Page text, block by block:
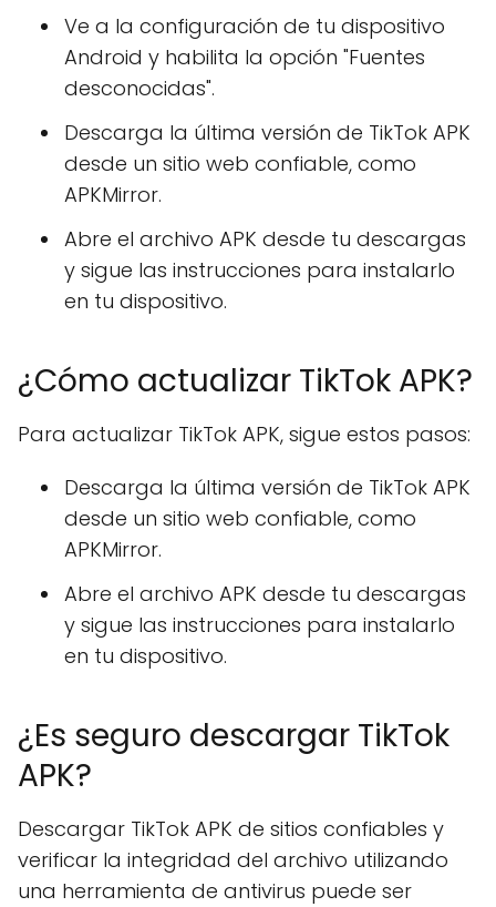
Ve a la configuración de tu dispositivo
Android y habilita la opción "Fuentes
desconocidas".
Descarga la última versión de TikTok APK
desde un sitio web confiable, como
APKMirror.
Abre el archivo APK desde tu descargas
y sigue las instrucciones para instalarlo
en tu dispositivo.
¿Cómo actualizar TikTok APK?
Para actualizar TikTok APK, sigue estos pasos:
Descarga la última versión de TikTok APK
desde un sitio web confiable, como
APKMirror.
Abre el archivo APK desde tu descargas
y sigue las instrucciones para instalarlo
en tu dispositivo.
¿Es seguro descargar TikTok
APK?
Descargar TikTok APK de sitios confiables y
verificar la integridad del archivo utilizando
una herramienta de antivirus puede ser